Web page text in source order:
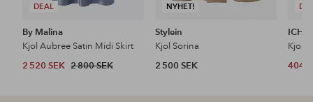
DEAL
By Malina
Kjol Aubree Satin Midi Skirt
2 520 SEK 2 800 SEK
NYHET!
Stylein
Kjol Sorina
2 500 SEK
ICHI
Kjol
404